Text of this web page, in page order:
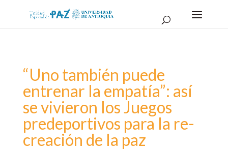
“Uno también puede
entrenar la empatía”: así
se vivieron los Juegos
predeportivos para la re-
creación de la paz